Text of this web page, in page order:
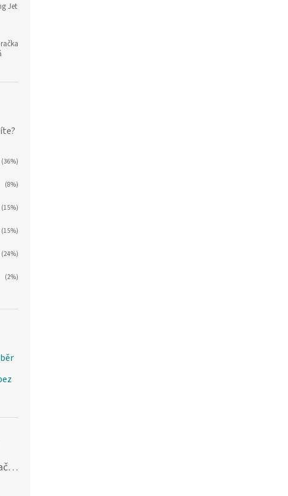
Jet
(36%)
(8%)
(15%)
(15%)
(24%)
(2%)
Concept VP4201 tyčový vysavač / elektrický smeták Tyčový vysavač 2 v 1 AC Suché a mokré Bezsáčkové 0,6 l 90 W Černá, Stříbrná